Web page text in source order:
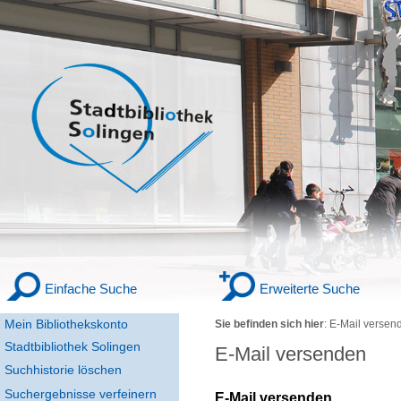
Mein Bibliothekskonto
Stadtbibliothek Solingen
Einfache Suche Erweiterte Suche
Suchhistorie löschen
Suchergebnisse verfeinern
Sie befinden sich hier: E-Mail
E-Mail versenden
E-Mail versenden